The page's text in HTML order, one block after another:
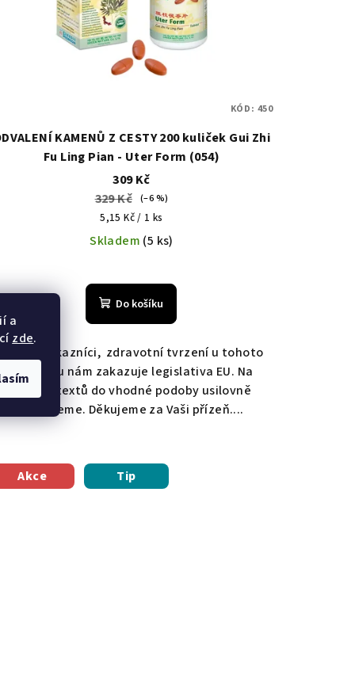
a
zde.
KAMENŮ Z CESTY 200 kuliček Gui Zhi
Fu Ling Pian - Uter Form (054)
309 Kč
329 Kč (–6 %)
Měrná
cena:
5,15 Kč / 1 ks
Skladem (5 ks)
Do košíku
Vážení zákazníci, zdravotní tvrzení u tohoto
produktu nám zakazuje legislativa EU. Na
úpravě textů do vhodné podoby usilovně
pracujeme. Děkujeme za Vaši přízeň....
KÓD: 450
Akce Tip